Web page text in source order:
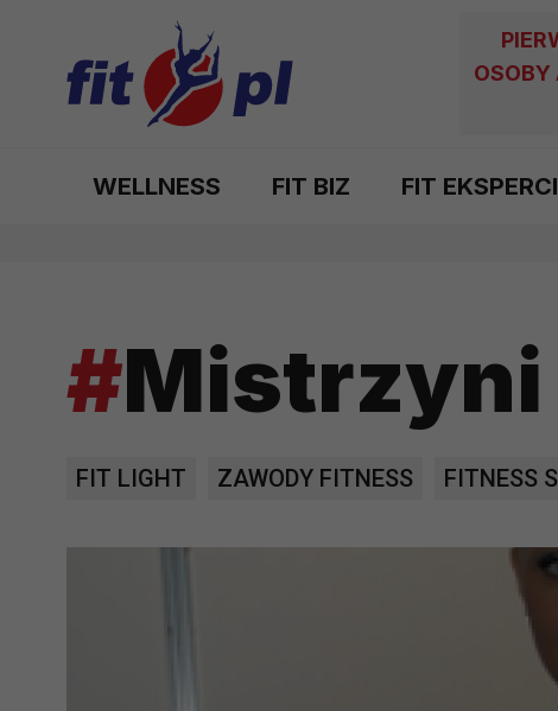
OSOBY
WELLNESS FIT BIZ FIT EKSPERCI
#Mistrzyni
FIT LIGHT ZAWODY FITNESS FITNESS